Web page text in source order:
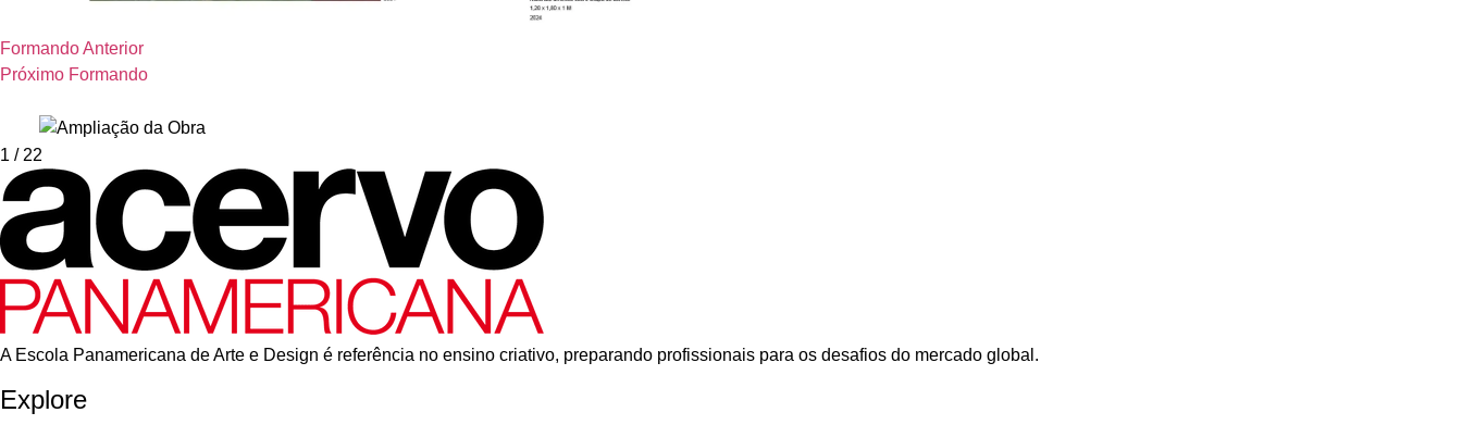
Formando Anterior
Próximo Formando
1 / 22
A Escola Panamericana de Arte e Design é referência no ensino criativo, preparando profissionais para os desafios do mercado global.
Explore